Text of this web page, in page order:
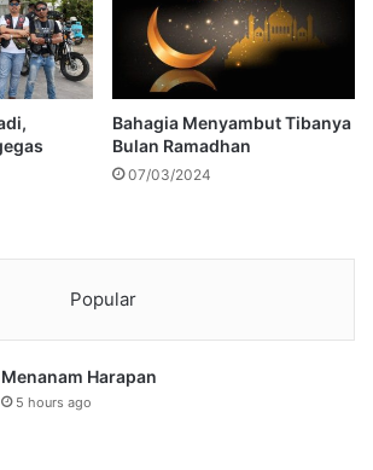
Bahagia Menyambut Tibanya
Bulan Ramadhan
07/03/2024
Popular
Menanam Harapan
5 hours ago